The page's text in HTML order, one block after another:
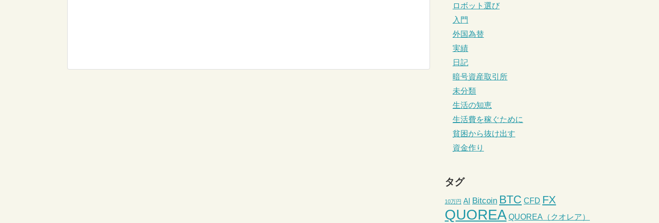
ロボット選び
入門
外国為替
実績
日記
暗号資産取引所
未分類
生活の知恵
生活費を稼ぐために
貧困から抜け出す
資金作り
タグ
10万円 AI Bitcoin BTC CFD FX
QUOREA QUOREA（クオレア）